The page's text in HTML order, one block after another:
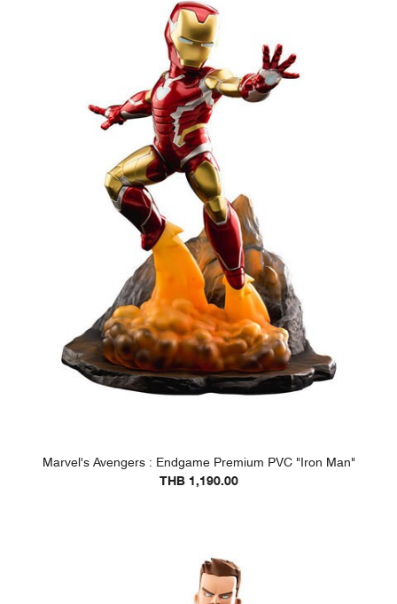
Marvel's Avengers : Endgame Premium PVC "Iron Man"
THB 1,190.00